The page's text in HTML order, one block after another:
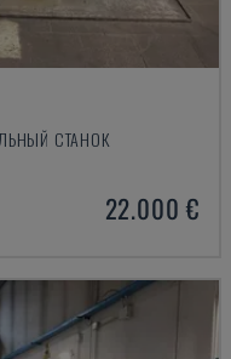
СТАНОК
22.000 €